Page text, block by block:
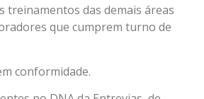
treinamentos das demais áreas
que cumprem turno de
conformidade.